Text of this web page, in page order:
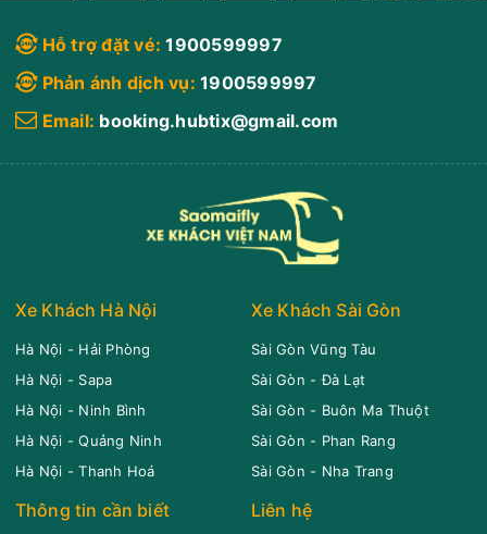
Hỗ trợ đặt vé: 1900599997
Phản ánh dịch vụ: 1900599997
Email: booking.hubtix@gmail.com
Xe Khách Hà Nội
Hà Nội - Hải Phòng
Hà Nội - Sapa
Hà Nội - Ninh Bình
Hà Nội - Quảng Ninh
Hà Nội - Thanh Hoá
Xe Khách Sài Gòn
Sài Gòn Vũng Tàu
Sài Gòn - Đà Lạt
Sài Gòn - Buôn Ma Thuột
Sài Gòn - Phan Rang
Sài Gòn - Nha Trang
Thông tin cần biết Liên hệ